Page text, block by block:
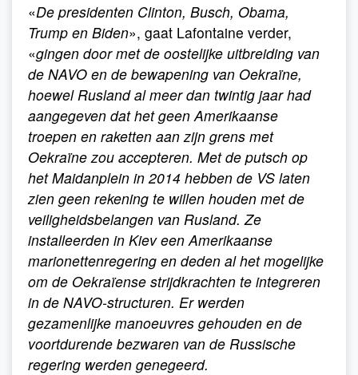
«De presidenten Clinton, Busch, Obama,
Trump en Biden», gaat Lafontaine verder,
«gingen door met de oostelijke uitbreiding van
de NAVO en de bewapening van Oekraïne,
hoewel Rusland al meer dan twintig jaar had
aangegeven dat het geen Amerikaanse
troepen en raketten aan zijn grens met
Oekraïne zou accepteren. Met de putsch op
het Maidanplein in 2014 hebben de VS laten
zien geen rekening te willen houden met de
veiligheidsbelangen van Rusland. Ze
installeerden in Kiev een Amerikaanse
marionettenregering en deden al het mogelijke
om de Oekraïense strijdkrachten te integreren
in de NAVO-structuren. Er werden
gezamenlijke manoeuvres gehouden en de
voortdurende bezwaren van de Russische
regering werden genegeerd.